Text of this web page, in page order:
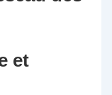
et